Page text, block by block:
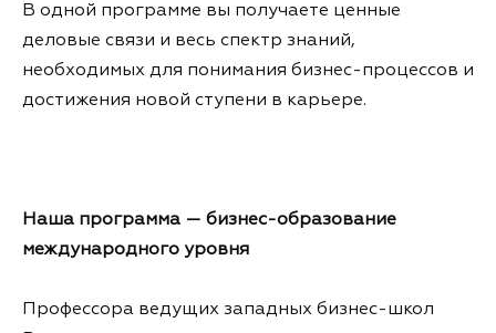
В одной программе вы получаете ценные
деловые связи и весь спектр знаний,
необходимых для понимания бизнес-процессов и
достижения новой ступени в карьере.
Наша программа — бизнес-образование
международного уровня
Профессора ведущих западных бизнес-школ